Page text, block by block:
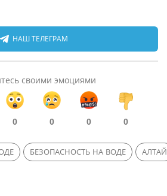
НАШ ТЕЛЕГРАМ
своими эмоциями
0 0 0 0
БЕЗОПАСНОСТЬ НА ВОДЕ АЛТАЙ